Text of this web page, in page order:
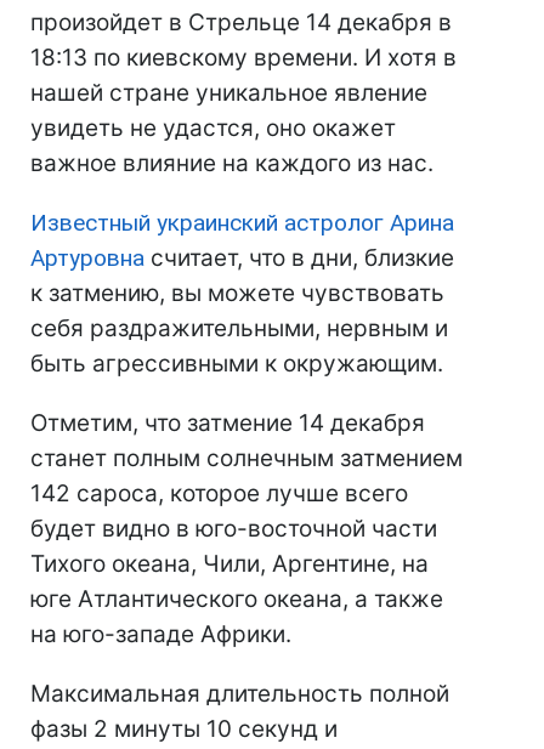
произойдет в Стрельце 14 декабря в
18:13 по киевскому времени. И хотя в
нашей стране уникальное явление
увидеть не удастся, оно окажет
важное влияние на каждого из нас.
Известный украинский астролог Арина
Артуровна считает, что в дни, близкие
к затмению, вы можете чувствовать
себя раздражительными, нервным и
быть агрессивными к окружающим.
Отметим, что затмение 14 декабря
станет полным солнечным затмением
142 сароса, которое лучше всего
будет видно в юго-восточной части
Тихого океана, Чили, Аргентине, на
юге Атлантического океана, а также
на юго-западе Африки.
Максимальная длительность полной
фазы 2 минуты 10 секунд и